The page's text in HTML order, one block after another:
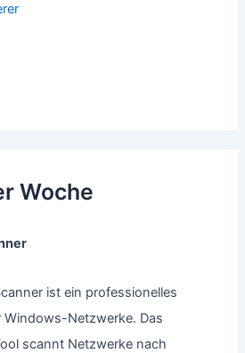
Woche
ist ein professionelles
Windows-Netzwerke. Das
scannt Netzwerke nach